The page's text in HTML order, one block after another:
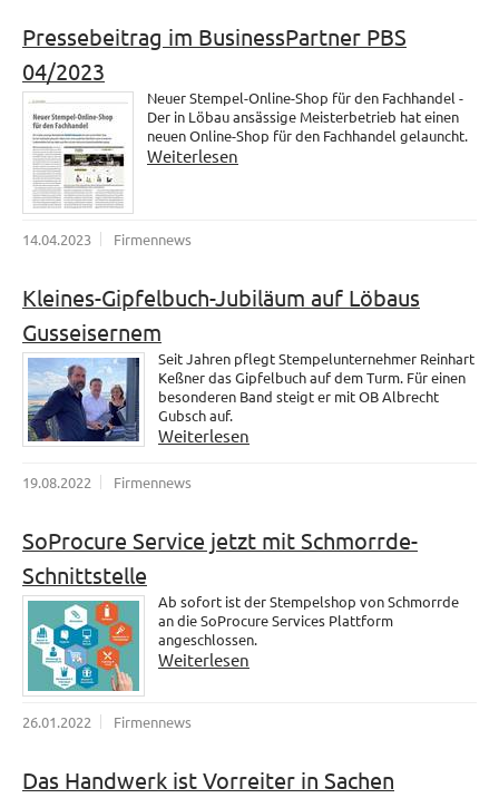
Pressebeitrag im BusinessPartner PBS
04/2023
Neuer Stempel-Online-Shop für den Fachhandel -
Der in Löbau ansässige Meisterbetrieb hat einen
neuen Online-Shop für den Fachhandel gelauncht.
Weiterlesen
14.04.2023 Firmennews
Kleines-Gipfelbuch-Jubiläum auf Löbaus
Gusseisernem
Seit Jahren pflegt Stempelunternehmer Reinhart
Keßner das Gipfelbuch auf dem Turm. Für einen
besonderen Band steigt er mit OB Albrecht
Gubsch auf.
Weiterlesen
19.08.2022 Firmennews
SoProcure Service jetzt mit Schmorrde-
Schnittstelle
Ab sofort ist der Stempelshop von Schmorrde
an die SoProcure Services Plattform
angeschlossen.
Weiterlesen
26.01.2022 Firmennews
Das Handwerk ist Vorreiter in Sachen